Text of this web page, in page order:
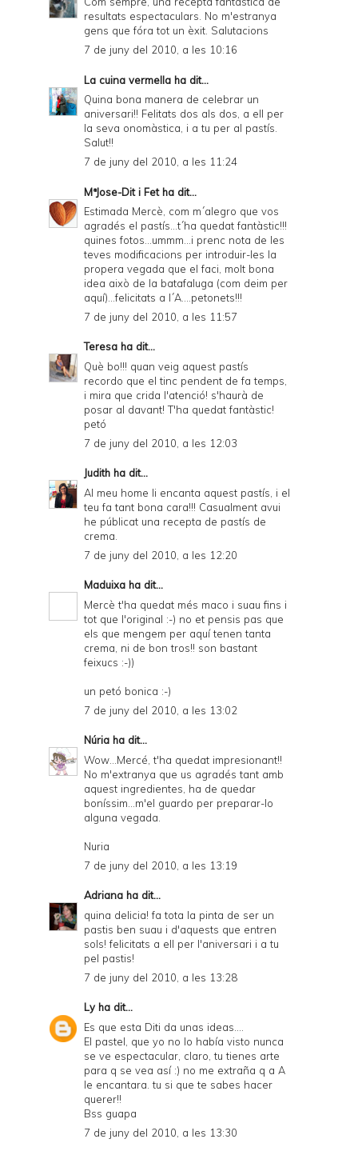
resultats espectaculars. No m'estranya
gens que fóra tot un èxit. Salutacions
7 de juny del 2010, a les 10:16
La cuina vermella ha dit...
Quina bona manera de celebrar un
aniversari!! Felitats dos als dos, a ell per
la seva onomàstica, i a tu per al pastís.
Salut!!
7 de juny del 2010, a les 11:24
MªJose-Dit i Fetha dit...
Estimada Mercè, com m´alegro que vos
agradés el pastís...t´ha quedat fantàstic!!!
quines fotos...ummm...i prenc nota de les
teves modificacions per introduir-les la
propera vegada que el faci, molt bona
idea això de la batafaluga (com deim per
aquí)...felicitats a l´A....petonets!!!
7 de juny del 2010, a les 11:57
Teresa ha dit...
Què bo!!! quan veig aquest pastís
recordo que el tinc pendent de fa temps,
i mira que crida l'atenció! s'haurà de
posar al davant! T'ha quedat fantàstic!
petó
7 de juny del 2010, a les 12:03
Judith ha dit...
Al meu home li encanta aquest pastís, i el
teu fa tant bona cara!!! Casualment avui
he públicat una recepta de pastís de
crema.
7 de juny del 2010, a les 12:20
Maduixa ha dit...
Mercè t'ha quedat més maco i suau fins i
tot que l'original :-) no et pensis pas que
els que mengem per aquí tenen tanta
crema, ni de bon tros!! son bastant
feixucs :-))
un petó bonica :-)
7 de juny del 2010, a les 13:02
Núria ha dit...
Wow...Mercé, t'ha quedat impresionant!!
No m'extranya que us agradés tant amb
aquest ingredientes, ha de quedar
boníssim...m'el guardo per preparar-lo
alguna vegada.
Nuria
7 de juny del 2010, a les 13:19
Adriana ha dit...
quina delicia! fa tota la pinta de ser un
pastis ben suau i d'aquests que entren
sols! felicitats a ell per l'aniversari i a tu
pel pastis!
7 de juny del 2010, a les 13:28
Lyha dit...
Es que esta Diti da unas ideas....
El pastel, que yo no lo había visto nunca
se ve espectacular, claro, tu tienes arte
para q se vea así :) no me extraña q a A
le encantara. tu si que te sabes hacer
querer!!
Bss guapa
7 de juny del 2010, a les 13:30